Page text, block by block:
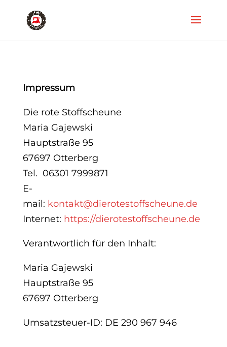
Impressum
Die rote Stoffscheune
Maria Gajewski
Hauptstraße 95
67697 Otterberg
Tel. 06301 7999871
E-
mail: kontakt@dierotestoffscheune.de
Internet: https://dierotestoffscheune.de
Verantwortlich für den Inhalt:
Maria Gajewski
Hauptstraße 95
67697 Otterberg
Umsatzsteuer-ID: DE 290 967 946